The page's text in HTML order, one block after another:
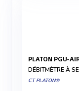
PLATON PGU-
DÉBITMÈTRE À
CT PLATON®